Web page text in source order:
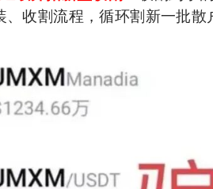
收割流程，循环割新一批散